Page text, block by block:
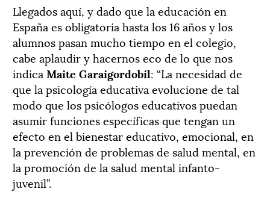
Llegados aquí, y dado que la educación en
España es obligatoria hasta los 16 años y los
alumnos pasan mucho tiempo en el colegio,
cabe aplaudir y hacernos eco de lo que nos
indica Maite Garaigordobil: “La necesidad de
que la psicología educativa evolucione de tal
modo que los psicólogos educativos puedan
asumir funciones específicas que tengan un
efecto en el bienestar educativo, emocional, en
la prevención de problemas de salud mental, en
la promoción de la salud mental infanto-
juvenil”.